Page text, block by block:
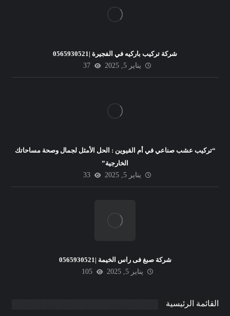
شركة تركيب باركيه في الفجيرة |0565930521
يناير 5, 2025
37
“تركيب عشب صناعي في أم القيوين : الحل الأمثل لجمال وصحة مساحاتك
الخارجية”
يناير 5, 2025
33
شركة صبغ فى راس الخيمة |0565930521
يناير 5, 2025
105
القائمة الرئيسية